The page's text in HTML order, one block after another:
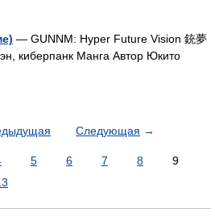
— GUNNM: Hyper Future Vision 銃夢
киберпанк Манга Автор Юкито
Следующая →
5 6 7 8
9